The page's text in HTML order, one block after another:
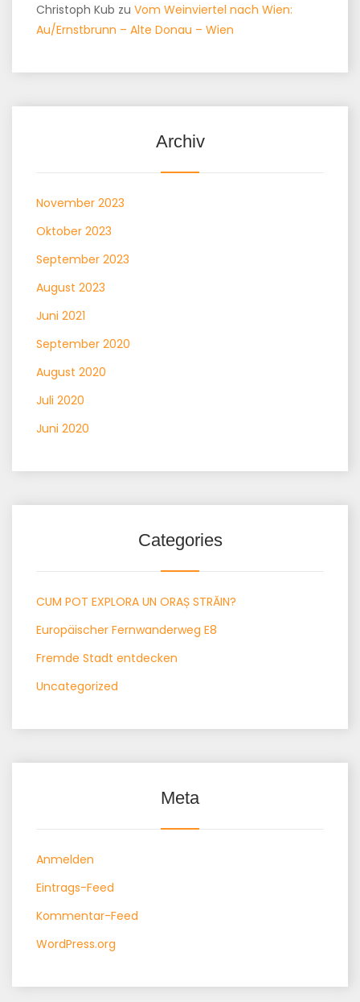
Christoph Kub zu Vom Weinviertel nach Wien:
Au/Ernstbrunn – Alte Donau – Wien
Archiv
November 2023
Oktober 2023
September 2023
August 2023
Juni 2021
September 2020
August 2020
Juli 2020
Juni 2020
Categories
CUM POT EXPLORA UN ORAȘ STRĂIN?
Europäischer Fernwanderweg E8
Fremde Stadt entdecken
Uncategorized
Meta
Anmelden
Eintrags-Feed
Kommentar-Feed
WordPress.org